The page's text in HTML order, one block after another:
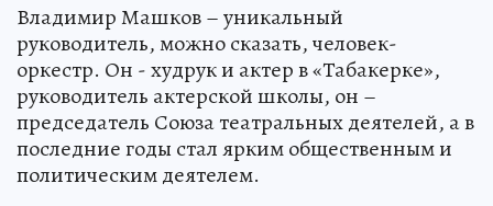
Владимир Машков – уникальный
руководитель, можно сказать, человек-
оркестр. Он - худрук и актер в «Табакерке»,
руководитель актерской школы, он –
председатель Союза театральных деятелей, а в
последние годы стал ярким общественным и
политическим деятелем.